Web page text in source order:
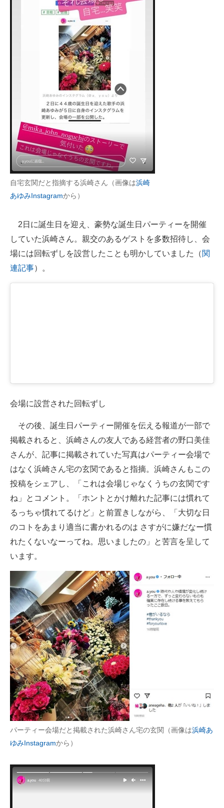
経営リーダーのコミュニティ
マーケ×ITの今がよく分かる
ITエンジニア向け専門サイト
企業向けIT製品の総合サイト
IT製品の技術・比較・事例
製造業のIT導入・活用を支援
モノづくり技術者専門サイト
エレクトロニクス専門サイト
ちょっと気になるネットの話題
自宅玄関だと指摘する浜崎さん（画像は浜崎
あゆみInstagramから）
2日に誕生日を迎え、豪勢な誕生日パーティーを開催
していた浜崎さん。親交のあるゲストを多数招待し、会
場には回転ずしを設営したことも明かしていました（関
連記事）。
会場に設営された回転ずし
その後、誕生日パーティー開催を伝える報道が一部で
掲載されると、浜崎さんの友人である経営者の野口美佳
さんが、記事に掲載されていた写真はパーティー会場で
はなく浜崎さん宅の玄関であると指摘。浜崎さんもこの
投稿をシェアし、「これは会場じゃなくうちの玄関です
ね」とコメント。「ホントとかけ離れた記事には慣れて
るっちゃ慣れてるけど」と前置きしながら、「大切な日
のコトをあまり適当に書かれるのは さすがに嫌だなー慣
れたくないなーってね。思いましたの」と苦言を呈して
います。
パーティー会場だと掲載された浜崎さん宅の玄関（画像は浜崎あ
ゆみInstagramから）